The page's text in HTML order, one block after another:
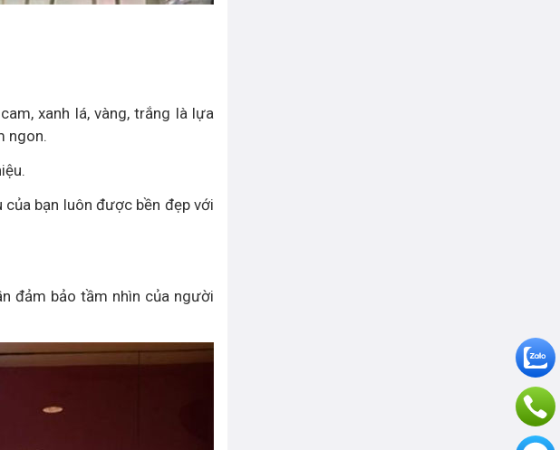
xanh lá, vàng, trắng là lựa
ngon.
bạn luôn được bền đẹp với
đảm bảo tầm nhìn của người